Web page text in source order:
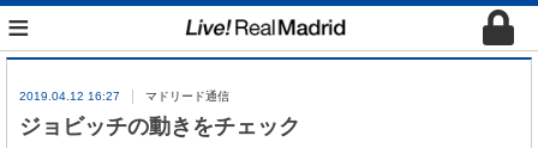
≡
2019.04.12 16:27 マドリード通信
ジョビッチの動きをチェック